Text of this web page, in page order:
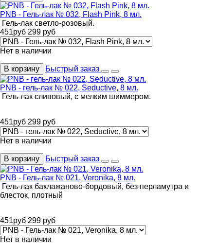
PNB - Гель-лак № 032, Flash Pink, 8 мл.
Гель-лак светло-розовый.
451руб 299 руб
Нет в наличии
В корзину Быстрый заказ
PNB - гель-лак № 022, Seductive, 8 мл.
Гель-лак сливовый, с мелким шиммером.
451руб 299 руб
Нет в наличии
В корзину Быстрый заказ
PNB - Гель-лак № 021, Veronika, 8 мл.
Гель-лак баклажаново-бордовый, без перламутра и
блесток, плотный
451руб 299 руб
Нет в наличии